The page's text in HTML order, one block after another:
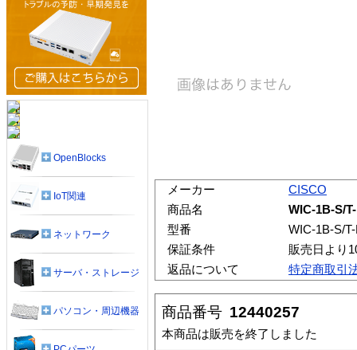
メーカー
CISCO
商品名
WIC-1B-S/
型番
WIC-1B-S/
保証条件
販売日より
返品について
特定商取引
商品番号 12440257
本商品は販売を終了しました
OpenBlocks
IoT関連
ネットワーク
サーバ・ストレージ
パソコン・周辺機器